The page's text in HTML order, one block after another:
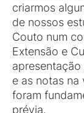
criarmos
de nossos
Couto num
Extensão e
e as notas
foram
prévia.